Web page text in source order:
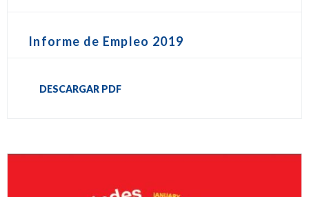
Informe de Empleo 2019
DESCARGAR PDF